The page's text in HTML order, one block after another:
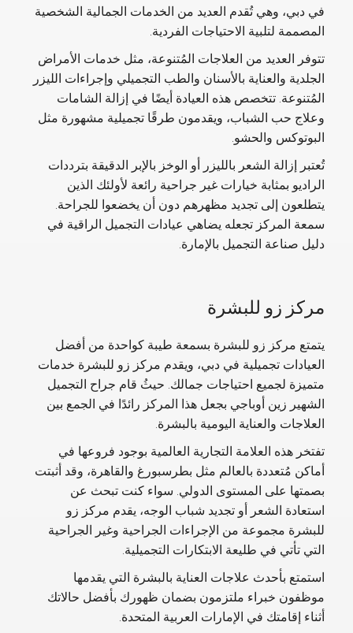
في دبي، وهي تُقدم العديد من الخدمات الجمالية الشخصية
المصممة لتلبية الاحتياجات الفردية.
تتوفر العديد من العلاجات المُتنوعة، مثل خدمات الأمراض
الجلدية والعناية بالأسنان والطب التجميلي وإجراءات الليزر
المُتنوعة. تتخصص هذه العيادة أيضًا في إزالة الشامات
وعلاج حب الشباب، ويقدمون طرقًا تجميلية مشهورة مثل
البوتوكس والحشو.
تُعتبر إزالة الشعر بالليزر أو الوخز بالإبر الدقيقة بترددات
الراديو بمثابة خيارات غير جراحية رائعة لأولئك الذين
يتطلعون إلى تجديد مظهرهم دون أن يخضعوا للجراحة.
سمعة المركز تجعله يضاهي عيادات التجميل الراقية في
دليل صناعة التجميل بالإمارة.
مركز زو للبشرة
يتمتع مركز زو للبشرة بسمعة طيبة كواحدة من أفضل
العيادات تجميلية في دبي، ويقدم مركز زو للبشرة خدمات
متميزة لجميع احتياجات جمالك. حيثُ قام جراح التجميل
الشهير زين أوباجي بجعل هذا المركز رائدًا في الجمع بين
العلاجات والعناية اليومية بالبشرة.
تفتخر هذه العلامة التجارية العالمية بوجود فروعها في
أماكن مُتعددة بالعالم مثل بطرسبورغ والقاهرة، وقد أثبتت
بصمتها على المستوى الدولي. سواء كنت تبحث عن
استعادة الشعر أو تجديد شباب الوجه، يقدم مركز زو
للبشرة مجموعة من الإجراءات الجراحية وغير الجراحية
التي تأتي في طليعة الابتكارات التجميلية.
استمتع بأحدث علاجات العناية بالبشرة التي يقدمها
موظفون خبراء ملتزمون بضمان ظهورك بأفضل حالاتك
أثناء إقامتك في الإمارات العربية المتحدة.